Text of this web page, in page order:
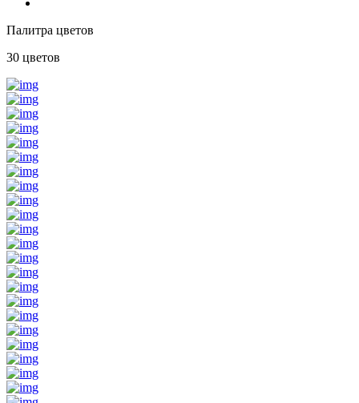
Палитра цветов
30 цветов